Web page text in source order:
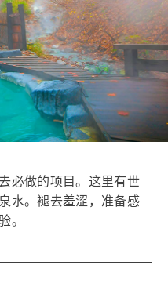
必做的项目。这里有世
水。褪去羞涩，准备感
。